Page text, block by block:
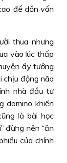
để dồn vốn
thua nhưng
vào lúc thấp
ấy tưởng
chịu động não
nhà đầu tư
domino khiến
là bài học
đừng nên “ăn
của chính